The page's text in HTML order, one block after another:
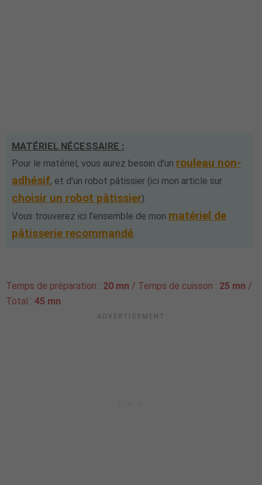
MATÉRIEL NÉCESSAIRE :
Pour le matériel, vous aurez besoin d'un rouleau non-
adhésif, et d'un robot pâtissier (ici mon article sur
choisir un robot pâtissier).
Vous trouverez ici l'ensemble de mon matériel de
pâtisserie recommandé.
Temps de préparation : 20 mn / Temps de cuisson : 25 mn /
Total : 45 mn